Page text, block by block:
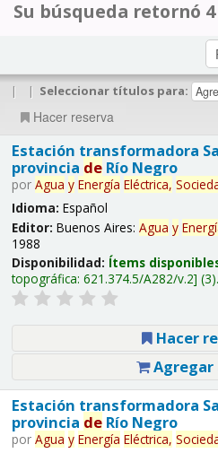
Su búsqueda retornó
| | Seleccionar títulos para:
Hacer reserva
Estación transformadora
provincia deRío Negro
por Agua y Energía Eléctrica,
Idioma: Español
Editor: Buenos Aires: Agua y
1988
Disponibilidad: Ítems
topográfica: 621.374.5/A282/v.2 (3).
Hacer
Agregar
Estación transformadora
provincia deRío Negro
por Agua y Energía Eléctrica,